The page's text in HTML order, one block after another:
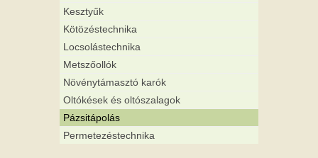
Kesztyűk
Kötözéstechnika
Locsolástechnika
Metszőollók
Növénytámasztó karók
Oltókések és oltószalagok
Pázsitápolás
Permetezéstechnika